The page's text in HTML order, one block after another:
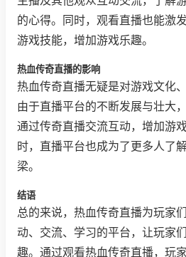
的心得。同时，观看直播也能激
游戏技能，增加游戏乐趣。
热血传奇直播的影响
热血传奇直播无疑是对游戏文化
由于直播平台的不断发展与壮大
通过传奇直播交流互动，增加游
时，直播平台也成为了更多人了
梁。
结语
总的来说，热血传奇直播为玩家
动、交流、学习的平台，让玩家
趣。通过观看热血传奇直播，玩